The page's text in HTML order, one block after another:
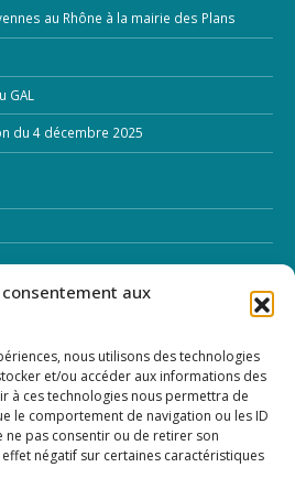
aux
nous utilisons des technologies
et/ou accéder aux informations des
à ces technologies nous permettra de
le comportement de navigation ou les ID
ne pas consentir ou de retirer son
négatif sur certaines caractéristiques
au Rhône à la mairie des Plans
du 4 décembre 2025